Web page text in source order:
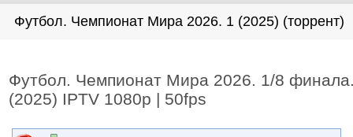
Футбол. Чемпионат Мира 2026. 1 (2025) (торрент)
Футбол. Чемпионат Мира 2026. 1/8
(2025) IPTV 1080p | 50fps